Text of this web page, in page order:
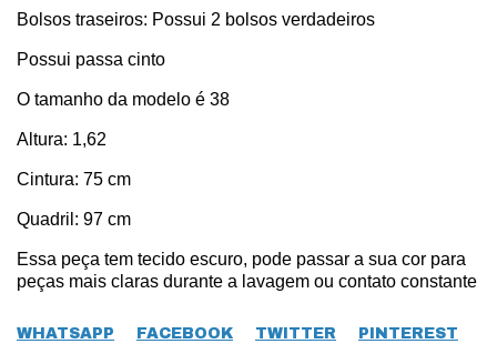
Bolsos traseiros: Possui 2 bolsos verdadeiros
Possui passa cinto
O tamanho da modelo é 38
Altura: 1,62
Cintura: 75 cm
Quadril: 97 cm
Essa peça tem tecido escuro, pode passar a sua cor para
peças mais claras durante a lavagem ou contato constante
WHATSAPP FACEBOOK TWITTER PINTEREST